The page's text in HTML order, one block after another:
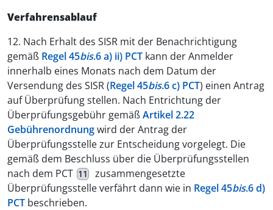
Verfahrensablauf
12. Nach Erhalt des SISR mit der Benachrichtigung
gemäß Regel 45bis.6 a) ii) PCT kann der Anmelder
innerhalb eines Monats nach dem Datum der
Versendung des SISR (Regel 45bis.6 c) PCT) einen Antrag
auf Überprüfung stellen. Nach Entrichtung der
Überprüfungsgebühr gemäßArtikel 2.22
Gebührenordnungwird der Antrag der
Überprüfungsstelle zur Entscheidung vorgelegt. Die
gemäß dem Beschluss über die Überprüfungsstellen
nach dem PCT 11
zusammengesetzte
Überprüfungsstelle verfährt dann wie in Regel 45bis.6 d)
PCT beschrieben.